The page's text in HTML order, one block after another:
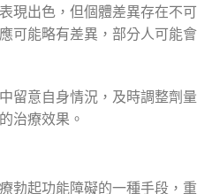
現出色，但個體差異存在不可
可能略有差異，部分人可能會
留意自身情況，及時調整劑量
治療效果。
勃起功能障礙的一種手段，重